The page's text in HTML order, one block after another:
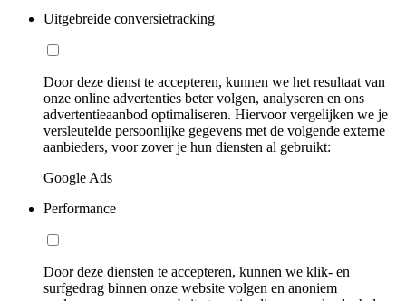
Uitgebreide conversietracking
Door deze dienst te accepteren, kunnen we het resultaat van
onze online advertenties beter volgen, analyseren en ons
advertentieaanbod optimaliseren. Hiervoor vergelijken we je
versleutelde persoonlijke gegevens met de volgende externe
aanbieders, voor zover je hun diensten al gebruikt:
Google Ads
Performance
Door deze diensten te accepteren, kunnen we klik- en
surfgedrag binnen onze website volgen en anoniem